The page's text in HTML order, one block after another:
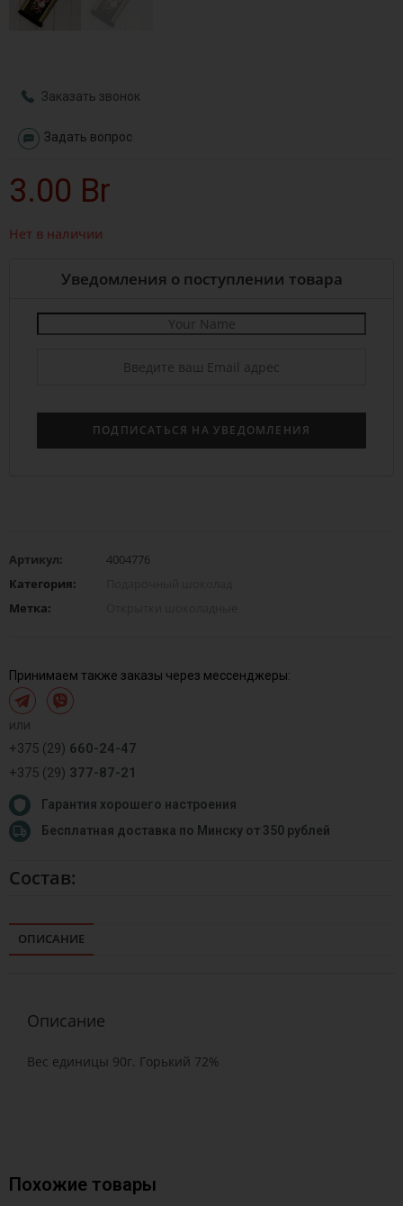
Заказать звонок
Задать вопрос
3.00 Br
Нет в наличии
Уведомления о поступлении товара
Артикул:
4004776
Категория:
Метка:
Принимаем также заказы через мессенджеры:
или
+375 (29) 660-24-47
+375 (29) 377-87-21
Гарантия хорошего настроения
Бесплатная доставка по Минску от 350 рублей
Состав:
ОПИСАНИЕ
Описание
Вес единицы 90г. Горький 72%
Похожие товары